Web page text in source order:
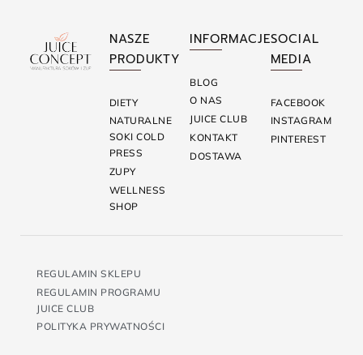
NASZE
PRODUKTY
DIETY
NATURALNE
SOKI COLD
PRESS
ZUPY
WELLNESS
SHOP
INFORMACJE
BLOG
O NAS
JUICE CLUB
KONTAKT
DOSTAWA
SOCIAL
MEDIA
FACEBOOK
INSTAGRAM
PINTEREST
REGULAMIN SKLEPU
REGULAMIN PROGRAMU
JUICE CLUB
POLITYKA PRYWATNOŚCI